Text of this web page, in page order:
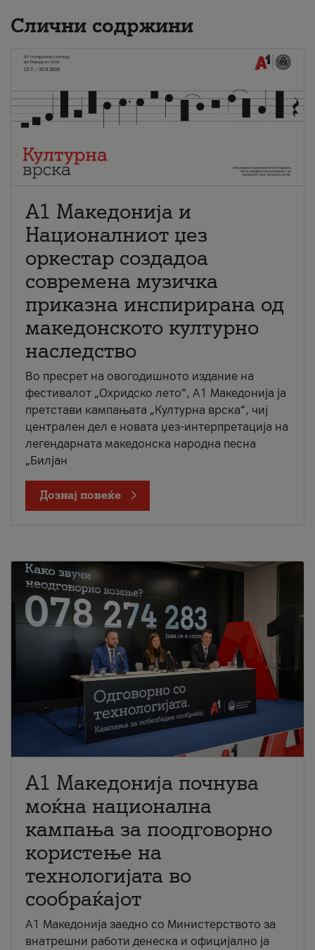
Слични содржини
А1 Македонија и
Националниот џез
оркестар создадоа
современа музичка
приказна инспирирана од
македонското културно
наследство
Во пресрет на овогодишното издание на
фестивалот „Охридско лето“, А1 Македонија ја
претстави кампањата „Културна врска“, чиј
централен дел е новата џез-интерпретација на
легендарната македонска народна песна
„Билјан
Дознај повеќе
A1 Македонија почнува
моќна национална
кампања за поодговорно
користење на
технологијата во
сообраќајот
A1 Македонија заедно со Министерството за
внатрешни работи денеска и официјално ја